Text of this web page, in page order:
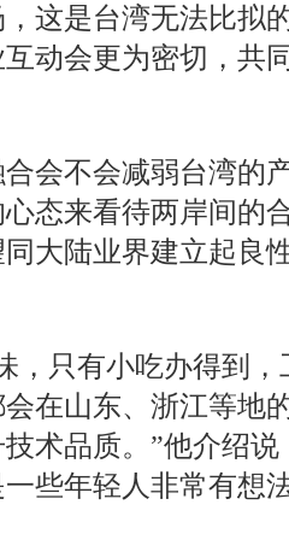
这是台湾无法比拟
动会更为密切，共
不会减弱台湾的
态来看待两岸间的
大陆业界建立起良
只有小吃办得到，
在山东、浙江等地
术品质。”他介绍
些年轻人非常有想